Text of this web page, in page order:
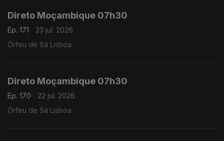
Direto Moçambique 07h30
Ep. 171
23 jul. 2026
Orfeu de Sá Lisboa
Direto Moçambique 07h30
Ep. 170
22 jul. 2026
Orfeu de Sá Lisboa